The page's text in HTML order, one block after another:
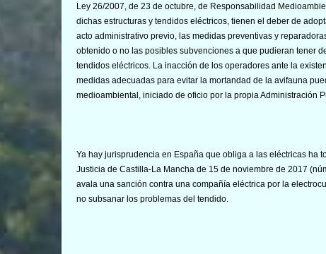
Ley 26/2007, de 23 de octubre, de Responsabilidad
dichas estructuras y tendidos eléctricos, tienen el deber de
acto administrativo previo, las medidas preventivas y
obtenido o no las posibles subvenciones a que pudieran tener
tendidos eléctricos. La inacción de los operadores ante la
medidas adecuadas para evitar la mortandad de la avifauna
medioambiental, iniciado de oficio por la propia Administración
Ya hay jurisprudencia en España que obliga a las eléctricas ha
Justicia de Castilla-La Mancha de 15 de noviembre de 2017
avala una sanción contra una compañía eléctrica por la
no subsanar los problemas del tendido.